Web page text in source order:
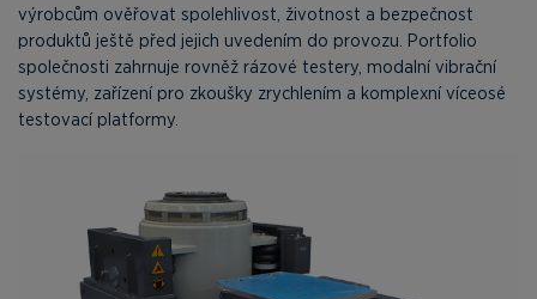
výrobcům ověřovat spolehlivost, životnost a bezpečnost
produktů ještě před jejich uvedením do provozu. Portfolio
společnosti zahrnuje rovněž rázové testery, modalní vibrační
systémy, zařízení pro zkoušky zrychlením a komplexní víceosé
testovací platformy.